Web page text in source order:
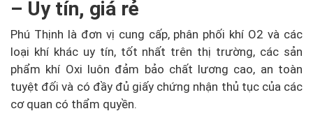
– Uy tín, giá rẻ
Phú Thịnh là đơn vị cung cấp, phân phối khí O2 và các
loại khí khác uy tín, tốt nhất trên thị trường, các sản
phẩm khí Oxi luôn đảm bảo chất lương cao, an toàn
tuyệt đối và có đầy đủ giấy chứng nhận thủ tục của các
cơ quan có thẩm quyền.